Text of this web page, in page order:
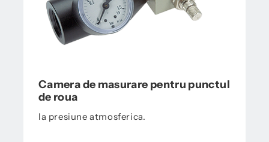
Camera de masurare pentru punctul
de roua
la presiune atmosferica.